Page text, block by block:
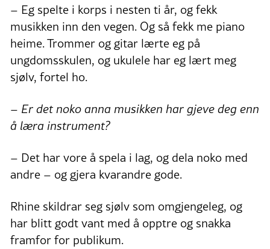
– Eg spelte i korps i nesten ti år, og fekk
musikken inn den vegen. Og så fekk me piano
heime. Trommer og gitar lærte eg på
ungdomsskulen, og ukulele har eg lært meg
sjølv, fortel ho.
– Er det noko anna musikken har gjeve deg enn
å læra instrument?
– Det har vore å spela i lag, og dela noko med
andre – og gjera kvarandre gode.
Rhine skildrar seg sjølv som omgjengeleg, og
har blitt godt vant med å opptre og snakka
framfor for publikum.